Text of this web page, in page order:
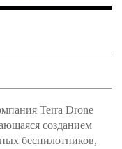
Terra Drone
созданием
беспилотников,